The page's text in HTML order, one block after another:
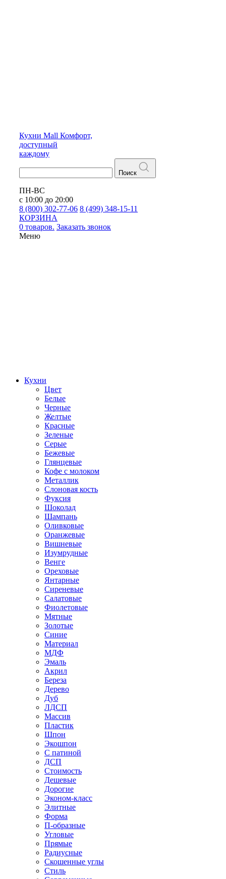
Кухни Mall Комфорт,
доступный
каждому
Поиск
ПН-ВС
с 10:00 до 20:00
8 (800) 302-77-06 8 (499) 348-15-11
КОРЗИНА
0 товаров. Заказать звонок
Меню
Кухни
Цвет
Белые
Черные
Желтые
Красные
Зеленые
Серые
Бежевые
Глянцевые
Кофе с молоком
Металлик
Слоновая кость
Фуксия
Шоколад
Шампань
Оливковые
Оранжевые
Вишневые
Изумрудные
Венге
Ореховые
Янтарные
Сиреневые
Салатовые
Фиолетовые
Мятные
Золотые
Синие
Материал
МДФ
Эмаль
Акрил
Береза
Дерево
Дуб
ЛДСП
Массив
Пластик
Шпон
Экошпон
С патиной
ДСП
Стоимость
Дешевые
Дорогие
Эконом-класс
Элитные
Форма
П-образные
Угловые
Прямые
Радиусные
Скошенные углы
Стиль